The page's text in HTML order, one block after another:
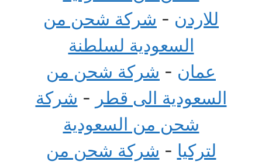
للاردن - شركة شحن من
السعودية لسلطنة
عمان - شركة شحن من
السعودية الى قطر - شركة
شحن من السعودية
لتركيا - شركة شحن من